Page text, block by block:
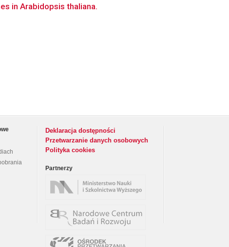
in Arabidopsis thaliana.
Deklaracja dostępności
Przetwarzanie danych osobowych
Polityka cookies
Partnerzy